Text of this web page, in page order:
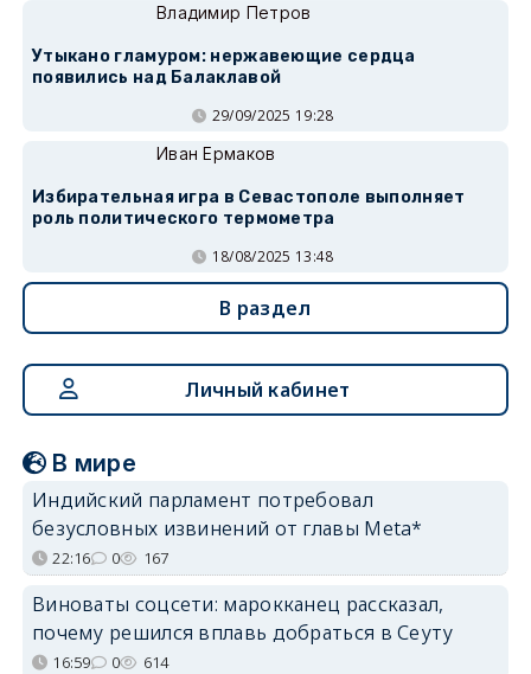
Владимир Петров
Утыкано гламуром: нержавеющие сердца
появились над Балаклавой
29/09/2025 19:28
Иван Ермаков
Избирательная игра в Севастополе выполняет
роль политического термометра
18/08/2025 13:48
В раздел
Личный кабинет
В мире
Индийский парламент потребовал
безусловных извинений от главы Meta*
22:16 0 167
Виноваты соцсети: марокканец рассказал,
почему решился вплавь добраться в Сеуту
16:59 0 614